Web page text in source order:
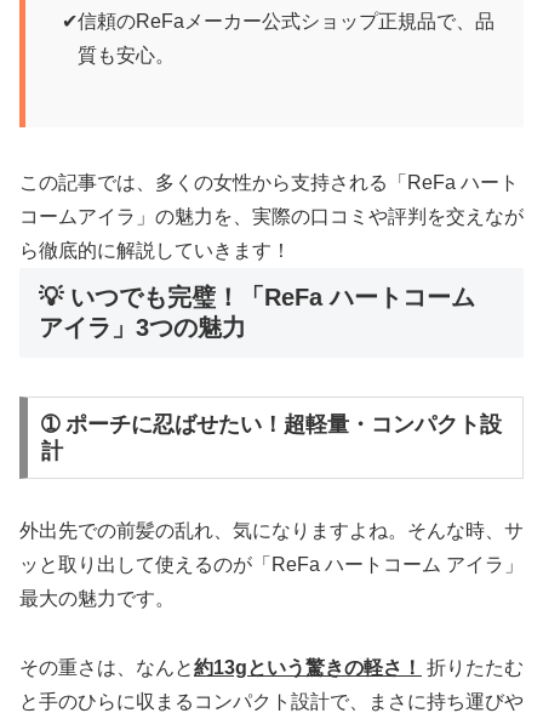
信頼のReFaメーカー公式ショップ正規品で、品
質も安心。
この記事では、多くの女性から支持される「ReFa ハート
コームアイラ」の魅力を、実際の口コミや評判を交えなが
ら徹底的に解説していきます！
💡 いつでも完璧！「ReFa ハートコーム
アイラ」3つの魅力
➀ ポーチに忍ばせたい！超軽量・コンパクト設
計
外出先での前髪の乱れ、気になりますよね。そんな時、サ
ッと取り出して使えるのが「ReFa ハートコーム アイラ」
最大の魅力です。
その重さは、なんと約13gという驚きの軽さ！ 折りたたむ
と手のひらに収まるコンパクト設計で、まさに持ち運びや